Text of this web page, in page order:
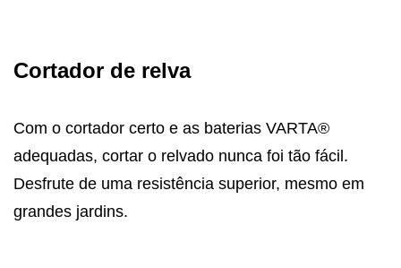
Cortador de relva
Com o cortador certo e as baterias VARTA®
adequadas, cortar o relvado nunca foi tão fácil.
Desfrute de uma resistência superior, mesmo em
grandes jardins.